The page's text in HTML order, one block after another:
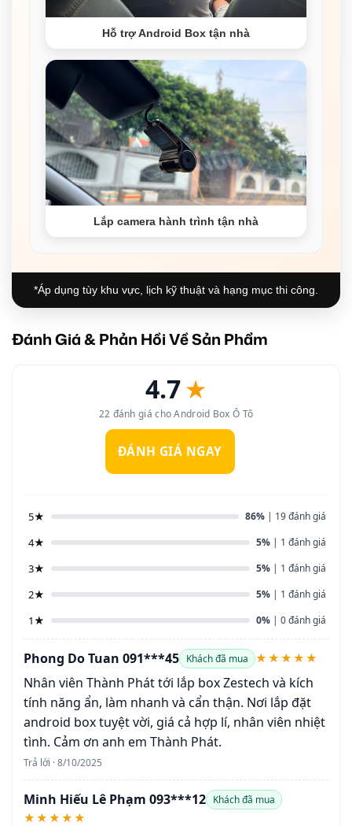
Hỗ trợ Android Box tận nhà
Lắp camera hành trình tận nhà
*Áp dụng tùy khu vực, lịch kỹ thuật và hạng mục thi công.
Đánh Giá & Phản Hồi Về Sản Phẩm
4.7★
22 đánh giá cho Android Box Ô Tô
ĐÁNH GIÁ NGAY
5★ 86% | 19 đánh giá
4★ 5% | 1 đánh giá
3★ 5% | 1 đánh giá
2★ 5% | 1 đánh giá
1★ 0% | 0 đánh giá
Phong Do Tuan 091***45 Khách đã mua ★★★★★
Nhân viên Thành Phát tới lắp box Zestech và kích
tính năng ẩn, làm nhanh và cẩn thận. Nơi lắp đặt
android box tuyệt vời, giá cả hợp lí, nhân viên nhiệt
tình. Cảm ơn anh em Thành Phát.
Trả lời · 8/10/2025
Minh Hiếu Lê Phạm 093***12 Khách đã mua
★★★★★